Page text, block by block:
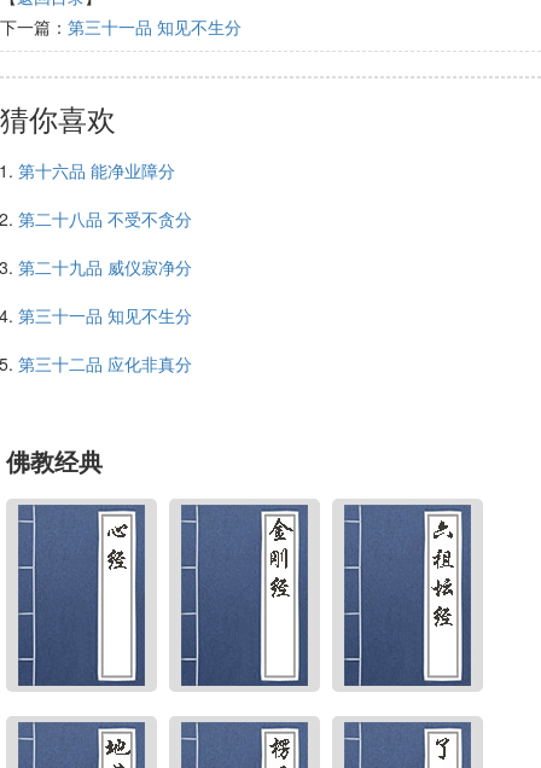
下一篇： 第三十一品 知见不生分
猜你喜欢
第十六品 能净业障分
第二十八品 不受不贪分
第二十九品 威仪寂净分
第三十一品 知见不生分
第三十二品 应化非真分
佛教经典